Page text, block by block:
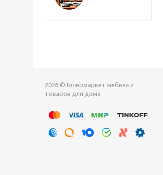
2026 © Гипермаркет мебели и
товаров для дома